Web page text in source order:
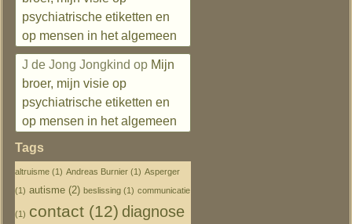
psychiatrische etiketten en
op mensen in het algemeen
J de Jong Jongkind op Mijn
broer, mijn visie op
psychiatrische etiketten en
op mensen in het algemeen
Tags
altruisme (1) Andreas Burnier (1) Asperger
(1) autisme (2) beslissing (1) communicatie
(1) contact (12) diagnose